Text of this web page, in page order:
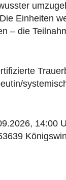
Einheiten
– die
14:00